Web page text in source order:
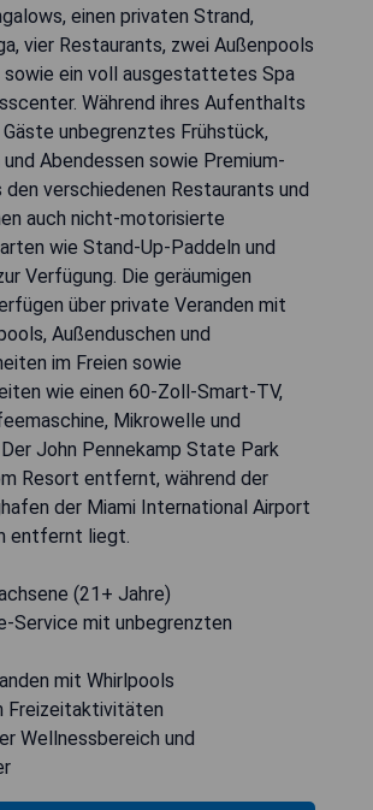
einen privaten Strand,
vier Restaurants, zwei Außenpools
sowie ein voll ausgestattetes Spa
Während ihres Aufenthalts
unbegrenztes Frühstück,
Abendessen sowie Premium-
den verschiedenen Restaurants und
auch nicht-motorisierte
wie Stand-Up-Paddeln und
Verfügung. Die geräumigen
über private Veranden mit
Außenduschen und
im Freien sowie
wie einen 60-Zoll-Smart-TV,
Mikrowelle und
John Pennekamp State Park
Resort entfernt, während der
der Miami International Airport
entfernt liegt.
(21+ Jahre)
Service mit unbegrenzten
mit Whirlpools
Freizeitaktivitäten
Wellnessbereich und